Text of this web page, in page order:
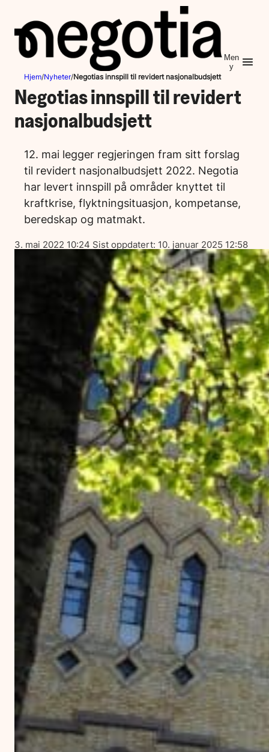
innhold
Men
y
Hjem/Nyheter/Negotias innspill til revidert nasjonalbudsjett
Negotias innspill til revidert
nasjonalbudsjett
12. mai legger regjeringen fram sitt forslag
til revidert nasjonalbudsjett 2022. Negotia
har levert innspill på områder knyttet til
kraftkrise, flyktningsituasjon, kompetanse,
beredskap og matmakt.
Lagt
ut
3. mai 2022 10:24 Sist oppdatert: 10. januar 2025 12:58